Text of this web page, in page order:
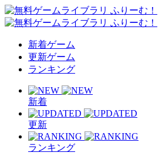
新着ゲーム
更新ゲーム
ランキング
新着
更新
ランキング